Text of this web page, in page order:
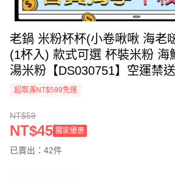
老鍋 米粉杯杯(小卷啾啾 海老
(1杯入) 款式可選 杯裝米粉 海
湯米粉【DS030751】空運禁送
超取滿NT$599免運
NT$59
NT$45 獨家優惠
已賣出：42件